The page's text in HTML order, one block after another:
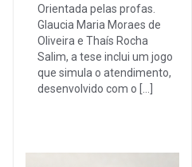
Orientada pelas profas.
Glaucia Maria Moraes de
Oliveira e Thaís Rocha
Salim, a tese inclui um jogo
que simula o atendimento,
desenvolvido com o […]